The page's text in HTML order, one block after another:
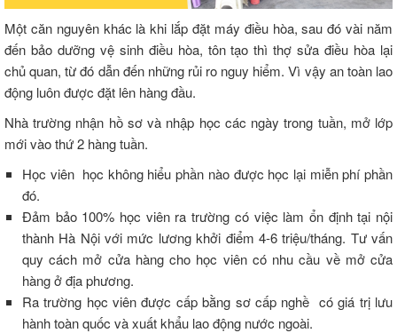
Một căn nguyên khác là khi lắp đặt máy điều hòa, sau đó vài năm
đến bảo dưỡng vệ sinh điều hòa, tôn tạo thì thợ sửa điều hòa lại
chủ quan, từ đó dẫn đến những rủi ro nguy hiểm. Vì vậy an toàn lao
động luôn được đặt lên hàng đầu.
Nhà trường nhận hồ sơ và nhập học các ngày trong tuần, mở lớp
mới vào thứ 2 hàng tuần.
Học viên học không hiểu phần nào được học lại miễn phí phần
đó.
Đảm bảo 100% học viên ra trường có việc làm ổn định tại nội
thành Hà Nội với mức lương khởi điểm 4-6 triệu/tháng. Tư vấn
quy cách mở cửa hàng cho học viên có nhu cầu về mở cửa
hàng ở địa phương.
Ra trường học viên được cấp bằng sơ cấp nghề có giá trị lưu
hành toàn quốc và xuất khẩu lao động nước ngoài.